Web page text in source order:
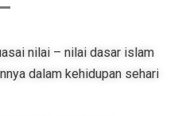
nilai – nilai dasar islam
dalam kehidupan sehari